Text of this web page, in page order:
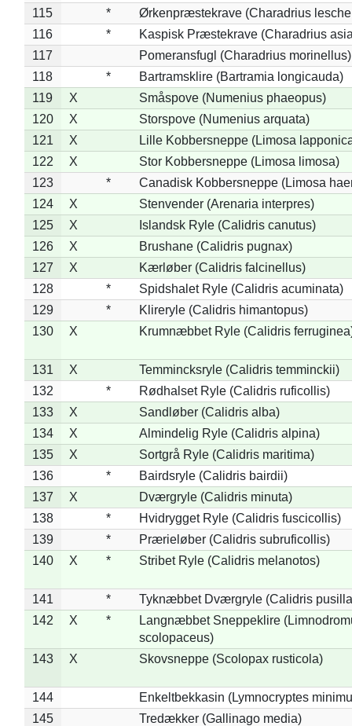
115
*
Ørkenpræstekrave (Charadrius
116
*
Kaspisk Præstekrave (Charadrius
117
Pomeransfugl (Charadrius morinellus)
118
*
Bartramsklire (Bartramia longicauda)
119
X
Småspove (Numenius phaeopus)
120
X
Storspove (Numenius arquata)
121
X
Lille Kobbersneppe (Limosa
122
X
Stor Kobbersneppe (Limosa limosa)
123
*
Canadisk Kobbersneppe (Limosa
124
X
Stenvender (Arenaria interpres)
125
X
Islandsk Ryle (Calidris canutus)
126
X
Brushane (Calidris pugnax)
127
X
Kærløber (Calidris falcinellus)
128
*
Spidshalet Ryle (Calidris acuminata)
129
*
Klireryle (Calidris himantopus)
130
X Krumnæbbet Ryle (Calidris
131 X
Temmincksryle (Calidris temminckii)
132
*
Rødhalset Ryle (Calidris ruficollis)
133
X
Sandløber (Calidris alba)
134
X
Almindelig Ryle (Calidris alpina)
135
X
Sortgrå Ryle (Calidris maritima)
136
*
Bairdsryle (Calidris bairdii)
137
X
Dværgryle (Calidris minuta)
138
*
Hvidrygget Ryle (Calidris fuscicollis)
139
*
Prærieløber (Calidris subruficollis)
140
X * Stribet Ryle (Calidris melanotos)
141 *
Tyknæbbet Dværgryle (Calidris
142
X *
Langnæbbet Sneppeklire
scolopaceus)
143
X Skovsneppe (Scolopax rusticola)
144
Enkeltbekkasin (Lymnocryptes
145
Tredækker (Gallinago media)